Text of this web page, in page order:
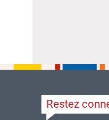
Restez